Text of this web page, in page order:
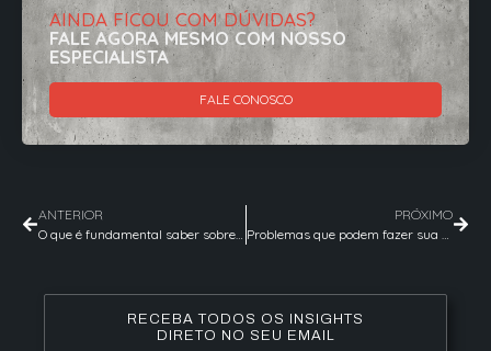
AINDA FICOU COM DÚVIDAS?
FALE AGORA MESMO COM NOSSO
ESPECIALISTA
FALE CONOSCO
ANTERIOR
PRÓXIMO
RECEBA TODOS OS INSIGHTS
DIRETO NO SEU EMAIL